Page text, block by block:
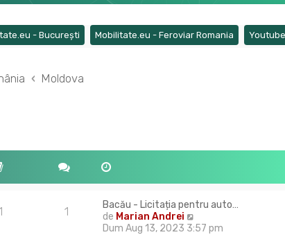
tab)- București(Opens a new tab)
Mobilitate.eu - Feroviar Romania(Opens a
Youtube
Moldova
1
Bacău - Licitația pentru auto…
de Marian Andrei
e
Dum Aug 13, 2023 3:57 pm